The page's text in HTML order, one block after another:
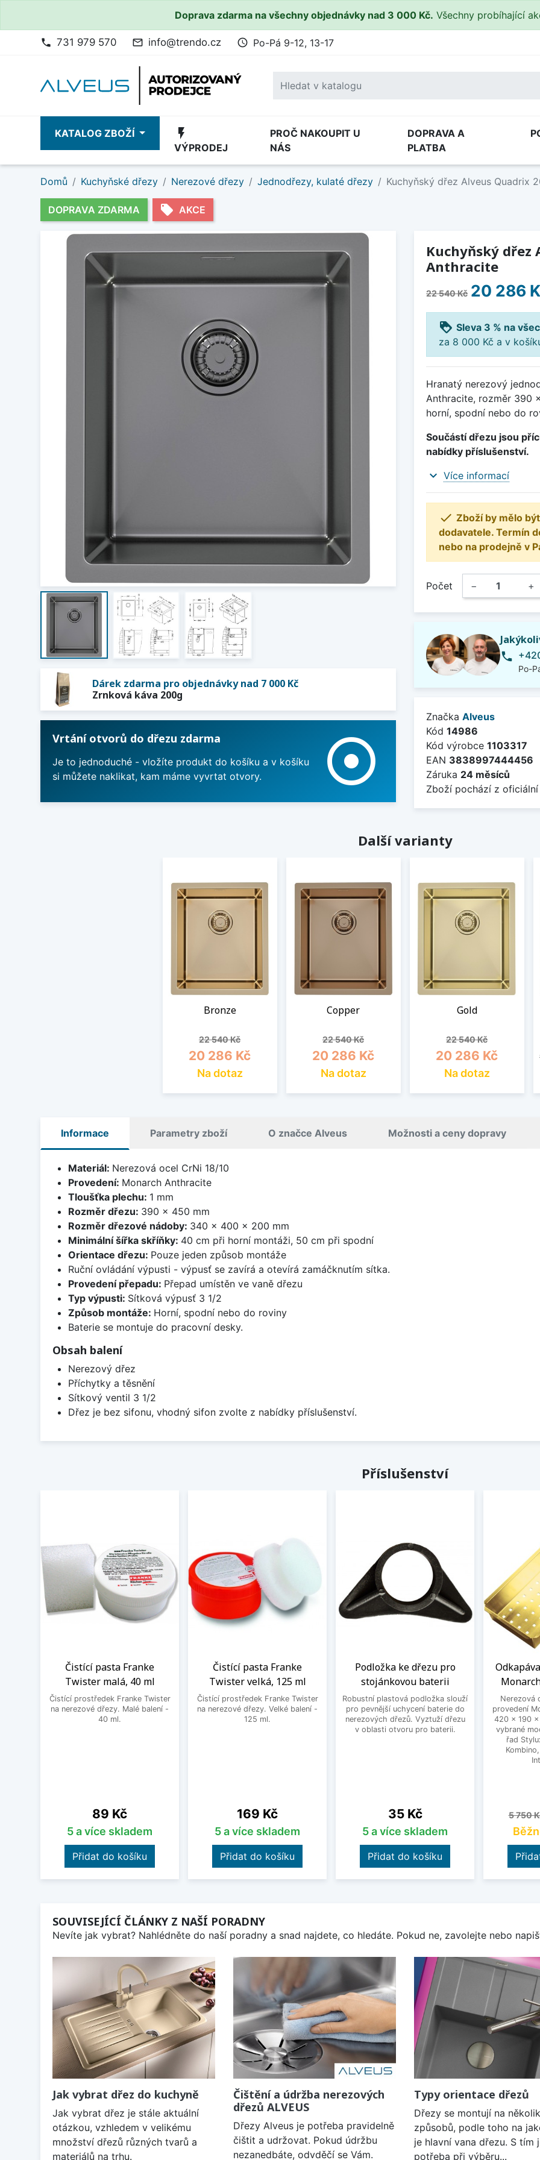
Doprava zdarma na všechny objednávky nad 3 000 Kč. Všechny probíhající
phone 731 979 570 mail_outline info@trendo.cz access_time Po-Pá 9-12, 13-17
KATALOG ZBOŽÍ flash_on
VÝPRODEJ
PROČ NAKOUPIT U
NÁS
DOPRAVA A
PLATBA
Domů Kuchyňské dřezy Nerezové dřezy Jednodřezy, kulaté dřezy Kuchyňský dřez Alveus Quadrix
DOPRAVA ZDARMA local_offer AKCE
Dárek zdarma pro objednávky nad 7 000 Kč
Zrnková káva 200g
Vrtání otvorů do dřezu zdarma
Je to jednoduché - vložíte produkt do košíku a v košíku
si můžete naklikat, kam máme vyvrtat otvory.
adjust
Kuchyňský dřez
Anthracite
22 540 Kč 20 286
loyalty Sleva 3 % na
za 8 000 Kč a v
Hranatý nerezový
Anthracite, rozměr 390
horní, spodní nebo do
Součástí dřezu jsou
nabídky příslušenství.
expand_more Více informací
 Zboží by mělo
dodavatele. Termín
nebo na prodejně v
Počet − +
phone
Po-
Značka Alveus
Kód 14986
Kód výrobce 1103317
EAN 3838997444456
Záruka 24 měsíců
Zboží pochází z
Další varianty
Bronze
Běžná cena
22 540 KčCena
20 286 Kč
Na dotaz
Copper
Běžná cena
22 540 KčCena
20 286 Kč
Na dotaz
Gold
Běžná cena
22 540 KčCena
20 286 Kč
Na dotaz
Informace Parametry zboží O značce Alveus Možnosti a ceny dopravy
Materiál: Nerezová ocel CrNi 18/10
Provedení: Monarch Anthracite
Tloušťka plechu: 1 mm
Rozměr dřezu: 390 x 450 mm
Rozměr dřezové nádoby: 340 x 400 x 200 mm
Minimální šířka skříňky: 40 cm při horní montáži, 50 cm při spodní
Orientace dřezu: Pouze jeden způsob montáže
Ruční ovládání výpusti - výpusť se zavírá a otevírá zamáčknutím sítka.
Provedení přepadu: Přepad umístěn ve vaně dřezu
Typ výpusti: Sítková výpusť 3 1/2
Způsob montáže: Horní, spodní nebo do roviny
Baterie se montuje do pracovní desky.
Obsah balení
Nerezový dřez
Příchytky a těsnění
Sítkový ventil 3 1/2
Dřez je bez sifonu, vhodný sifon zvolte z nabídky příslušenství.
Příslušenství
Čistící pasta Franke
Twister malá, 40 ml
Čistící prostředek Franke Twister
na nerezové dřezy. Malé balení -
40 ml.
Cena
89 Kč
5 a více skladem
Přidat do košíku
Čistící pasta Franke
Twister velká, 125 ml
Čistící prostředek Franke Twister
na nerezové dřezy. Velké balení -
125 ml.
Cena
169 Kč
5 a více skladem
Přidat do košíku
Podložka ke dřezu pro
stojánkovou baterii
Robustní plastová podložka slouží
pro pevnější uchycení baterie do
nerezových dřezů. Vyztuží dřezu
v oblasti otvoru pro baterii.
Cena
35 Kč
5 a více skladem
Přidat do košíku
Nerezová
provedení
420 x 190 x
vybrané
řad
Běžná
5 750
SOUVISEJÍCÍ ČLÁNKY Z NAŠÍ PORADNY
Nevíte jak vybrat? Nahlédněte do naší poradny a snad najdete, co hledáte. Pokud ne, zavolejte nebo
Jak vybrat dřez do kuchyně
Jak vybrat dřez je stále aktuální
otázkou, vzhledem v velikému
množství dřezů různých tvarů a
materiálů na trhu.
Čištění a údržba nerezových
dřezů ALVEUS
Dřezy Alveus je potřeba pravidelně
čištit a udržovat. Pokud údržbu
nezanedbáte, odvděčí se Vám.
Typy orientace dřezů
Dřezy se montují na několik
způsobů, podle toho na
je hlavní vana dřezu. S tím
potřeba při výběru...